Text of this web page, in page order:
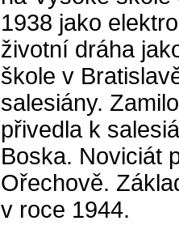
1938 jako
životní dráha
škole v
salesiány.
přivedla k
Boska. Noviciát
Ořechově.
v roce 1944.